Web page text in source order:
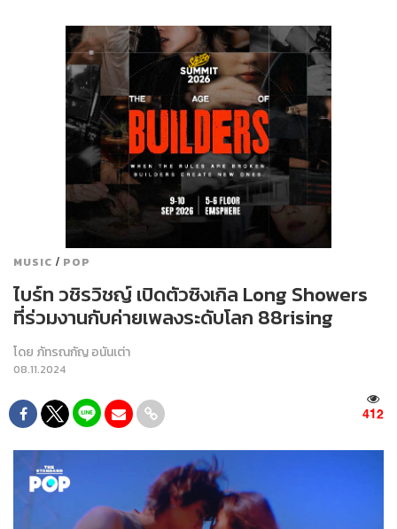
MUSIC / POP
ไบร์ท วชิรวิชญ์ เปิดตัวซิงเกิล Long Showers
ที่ร่วมงานกับค่ายเพลงระดับโลก 88rising
โดย ภัทรณกัญ อนันเต่า
08.11.2024
412